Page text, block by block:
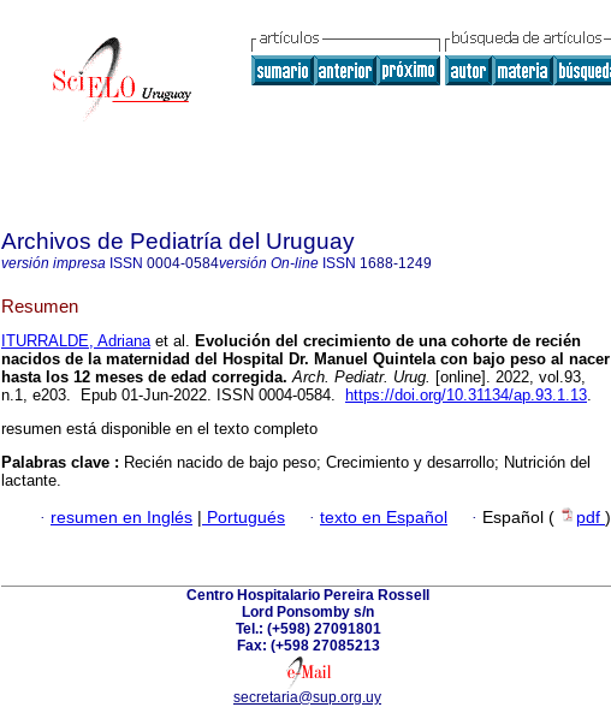
Archivos de Pediatría del Uruguay
versión impresa ISSN 0004-0584versión On-line ISSN 1688-1249
Resumen
ITURRALDE, Adrianaet al. Evolución del crecimiento de una cohorte de recién
nacidos de la maternidad del Hospital Dr. Manuel Quintela con bajo peso al nacer
hasta los 12 meses de edad corregida. Arch. Pediatr. Urug. [online]. 2022, vol.93,
n.1, e203. Epub 01-Jun-2022. ISSN 0004-0584.
https://doi.org/10.31134/ap.93.1.13.
resumen está disponible en el texto completo
Palabras clave : Recién nacido de bajo peso; Crecimiento y desarrollo; Nutrición del
lactante.
· resumen en Inglés | Portugués · texto en Español · Español ( pdf )
Centro Hospitalario Pereira Rossell
Lord Ponsomby s/n
Tel.: (+598) 27091801
Fax: (+598 27085213
secretaria@sup.org.uy